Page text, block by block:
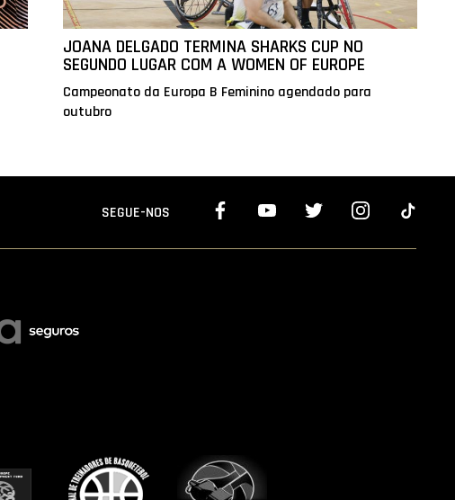
JOANA DELGADO TERMINA SHARKS CUP NO
SEGUNDO LUGAR COM A WOMEN OF EUROPE
Campeonato da Europa B Feminino agendado para
outubro
SEGUE-NOS